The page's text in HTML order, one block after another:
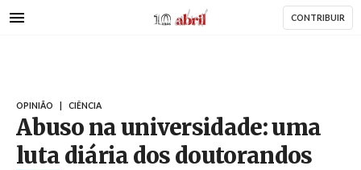
para
AbrilAbril CONTRIBUIR
OPINIÃO CIÊNCIA
Abuso na universidade: uma
luta diária dos doutorandos